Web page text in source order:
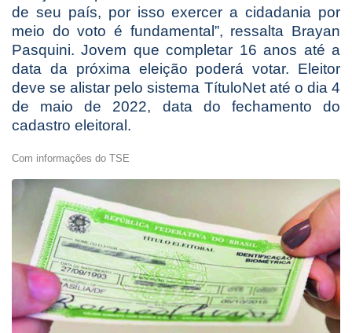
de seu país, por isso exercer a cidadania por
meio do voto é fundamental”, ressalta Brayan
Pasquini. Jovem que completar 16 anos até a
data da próxima eleição poderá votar. Eleitor
deve se alistar pelo sistema TítuloNet até o dia 4
de maio de 2022, data do fechamento do
cadastro eleitoral.
Com informações do TSE